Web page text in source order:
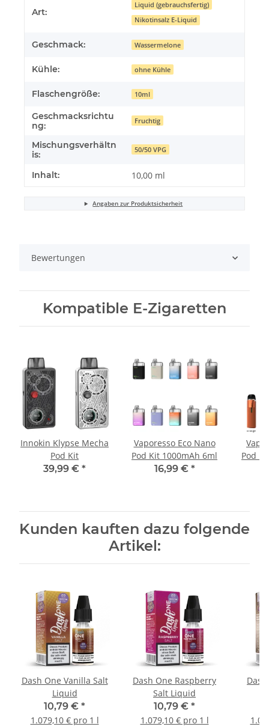
Art:
Liquid (gebrauchsfertig)
Nikotinsalz E-Liquid
Geschmack: Wassermelone
Kühle: ohne Kühle
Flaschengröße: 10ml
Geschmacksrichtu
ng:
Fruchtig
Mischungsverhältn
is:
50/50 VPG
Inhalt: 10,00 ml
Angaben zur Produktsicherheit
Bewertungen
Kompatible E-Zigaretten
Innokin Klypse Mecha
Pod Kit
39,99 € *
Vaporesso Eco Nano
Pod Kit 1000mAh 6ml
16,99 € *
Pod
Kunden kauften dazu folgende
Artikel:
Dash One Vanilla Salt
Liquid
10,79 € *
1.079,10 € pro 1 l
Dash One Raspberry
Salt Liquid
10,79 € *
1.079,10 € pro 1 l